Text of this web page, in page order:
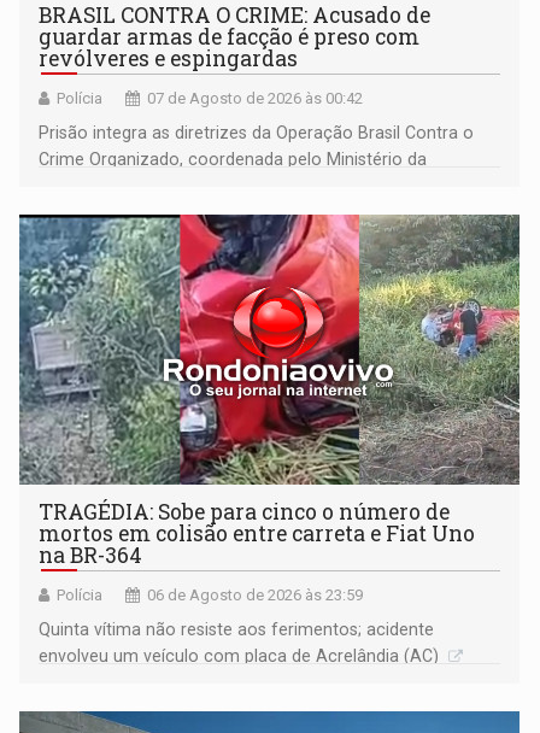
BRASIL CONTRA O CRIME: Acusado de
guardar armas de facção é preso com
revólveres e espingardas
Polícia 07 de Agosto de 2026 às 00:42
Prisão integra as diretrizes da Operação Brasil Contra o
Crime Organizado, coordenada pelo Ministério da
TRAGÉDIA: Sobe para cinco o número de
mortos em colisão entre carreta e Fiat Uno
na BR-364
Polícia 06 de Agosto de 2026 às 23:59
Quinta vítima não resiste aos ferimentos; acidente
envolveu um veículo com placa de Acrelândia (AC)